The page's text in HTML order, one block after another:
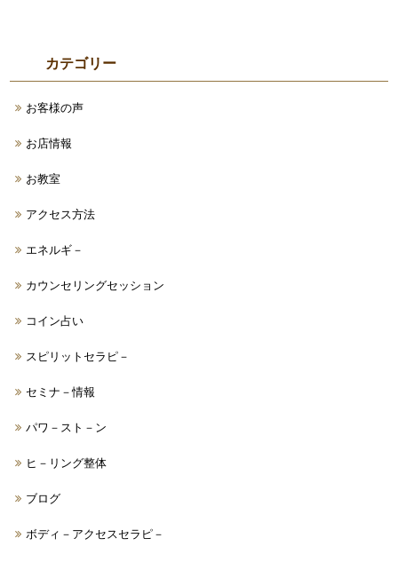
カテゴリー
お客様の声
お店情報
お教室
アクセス方法
エネルギ－
カウンセリングセッション
コイン占い
スピリットセラピ－
セミナ－情報
パワ－スト－ン
ヒ－リング整体
ブログ
ボディ－アクセスセラピ－